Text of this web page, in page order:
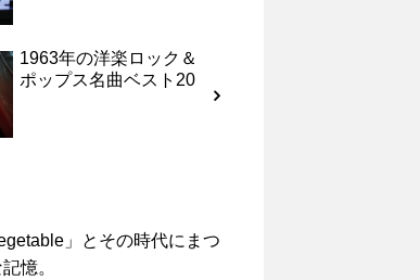
1963年の洋楽ロック＆
ポップス名曲ベスト20
」とその時代にまつ
憶。